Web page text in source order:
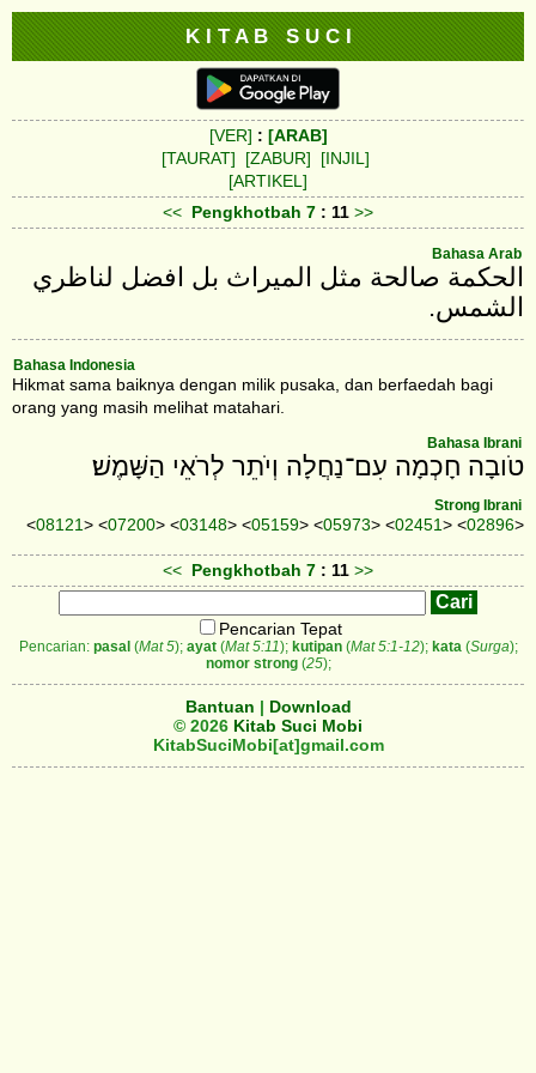
K I T A B S U C I
[VER] : [ARAB]
[TAURAT]
[ZABUR]
[INJIL]
[ARTIKEL]
<< Pengkhotbah 7 : 11 >>
Bahasa Arab
الحكمة صالحة مثل الميراث بل افضل لناظري
الشمس.
Bahasa Indonesia
Hikmat sama baiknya dengan milik pusaka, dan berfaedah bagi
orang yang masih melihat matahari.
Bahasa Ibrani
טֹובָה חָכְמָה עִם־נַחֲלָה וְיֹתֵר לְרֹאֵי הַשָּׁמֶשׁ׃
Strong Ibrani
<08121> <07200> <03148> <05159> <05973> <02451> <02896>
<< Pengkhotbah 7 : 11 >>
Pencarian Tepat
Pencarian: pasal(Mat 5); ayat(Mat 5:11); kutipan(Mat 5:1-12); kata (Surga);
nomor strong(25);
Bantuan | Download
© 2026 Kitab Suci Mobi
KitabSuciMobi[at]gmail.com